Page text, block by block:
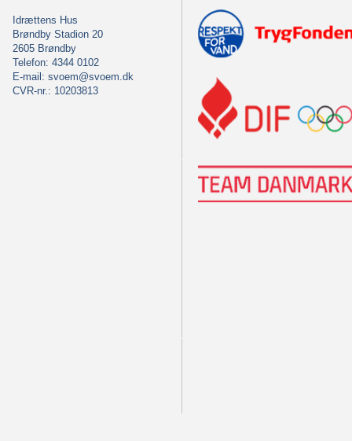
Idrættens Hus
Brøndby Stadion 20
2605 Brøndby
Telefon: 4344 0102
E-mail: svoem@svoem.dk
CVR-nr.: 10203813